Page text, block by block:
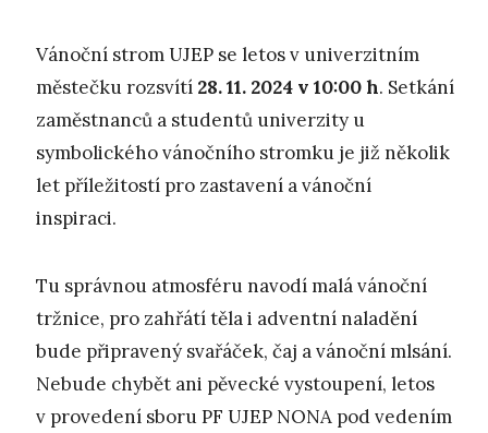
Vánoční strom UJEP se letos v univerzitním
městečku rozsvítí 28. 11. 2024 v 10:00 h. Setkání
zaměstnanců a studentů univerzity u
symbolického vánočního stromku je již několik
let příležitostí pro zastavení a vánoční
inspiraci.
Tu správnou atmosféru navodí malá vánoční
tržnice, pro zahřátí těla i adventní naladění
bude připravený svařáček, čaj a vánoční mlsání.
Nebude chybět ani pěvecké vystoupení, letos
v provedení sboru PF UJEP NONA pod vedením